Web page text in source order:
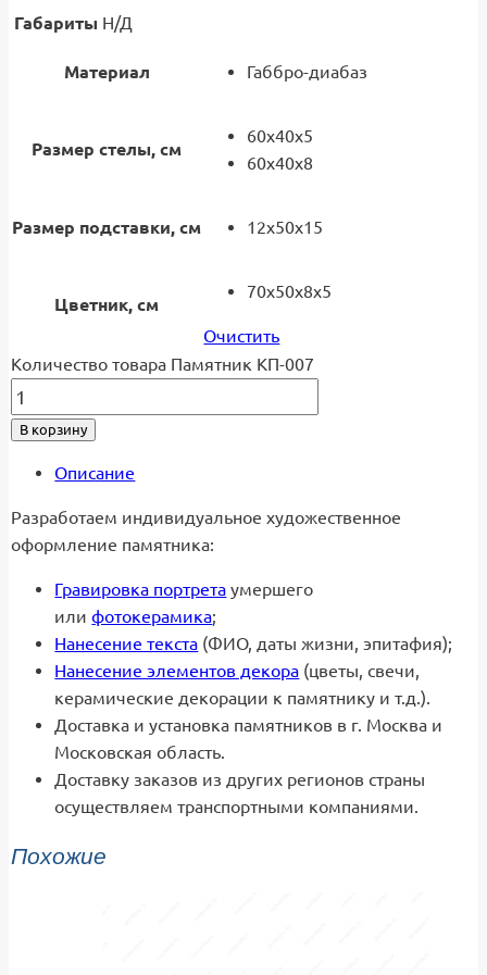
Габариты Н/Д
Материал Габбро-диабаз
Размер стелы, см
60x40x5
60x40x8
Размер подставки, см 12x50x15
Цветник, см
70х50х8х5
Очистить
Количество товара Памятник КП-007
В корзину
Описание
Разработаем индивидуальное художественное
оформление памятника:
Гравировка портрета умершего
илифотокерамика;
Нанесение текста (ФИО, даты жизни, эпитафия);
Нанесение элементов декора (цветы, свечи,
керамические декорации к памятнику и т.д.).
Доставка и установка памятников в г. Москва и
Московская область.
Доставку заказов из других регионов страны
осуществляем транспортными компаниями.
Похожие